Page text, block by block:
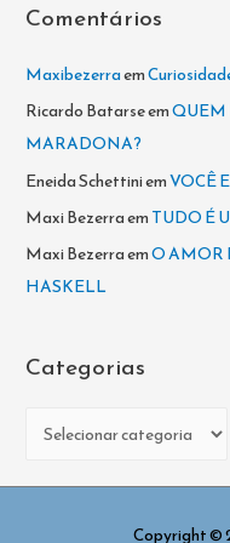
:Comentários
Maxibezerraem
Ricardo BatarseemQUEM
MARADONA?
Eneida SchettiniemVOCÊ
Maxi Bezerraem TUDO É
Maxi BezerraemO AMOR
HASKELL
Categorias
t
Copyright ©